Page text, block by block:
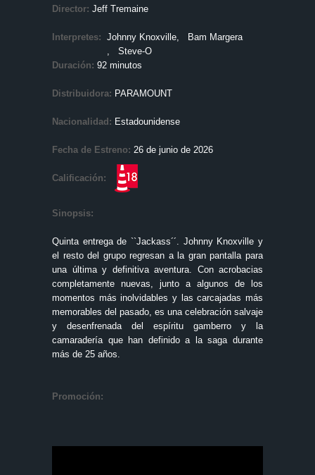
Director: Jeff Tremaine
Interpretes: Johnny Knoxville , Bam Margera
, Steve-O
Duración: 92 minutos
Distribuidora: PARAMOUNT
Nacionalidad: Estadounidense
Fecha de Estreno: 26 de junio de 2026
Calificación:
Sinopsis:
Quinta entrega de ``Jackass´´. Johnny Knoxville y
el resto del grupo regresan a la gran pantalla para
una última y definitiva aventura. Con acrobacias
completamente nuevas, junto a algunos de los
momentos más inolvidables y las carcajadas más
memorables del pasado, es una celebración salvaje
y desenfrenada del espíritu gamberro y la
camaradería que han definido a la saga durante
más de 25 años.
Promoción: